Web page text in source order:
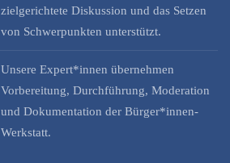
zielgerichtete Diskussion und das Setzen
von Schwerpunkten unterstützt.
Unsere Expert*innen übernehmen
Vorbereitung, Durchführung, Moderation
und Dokumentation der Bürger*innen-
Werkstatt.